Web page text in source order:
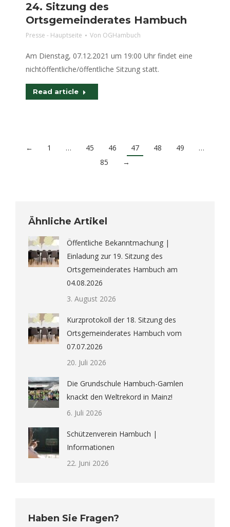
24. Sitzung des
Ortsgemeinderates Hambuch
Presse - Hauptseite Von OGHambuch
Am Dienstag, 07.12.2021 um 19:00 Uhr findet eine
nichtöffentliche/öffentliche Sitzung statt.
Read article
← 1 … 45 46 47 48 49
…
85
→
Ähnliche Artikel
Öffentliche Bekanntmachung |
Einladung zur 19. Sitzung des
Ortsgemeinderates Hambuch am
04.08.2026
3. August 2026
Kurzprotokoll der 18. Sitzung des
Ortsgemeinderates Hambuch vom
07.07.2026
20. Juli 2026
Die Grundschule Hambuch-Gamlen
knackt den Weltrekord in Mainz!
6. Juli 2026
Schützenverein Hambuch |
Informationen
22. Juni 2026
Haben Sie Fragen?